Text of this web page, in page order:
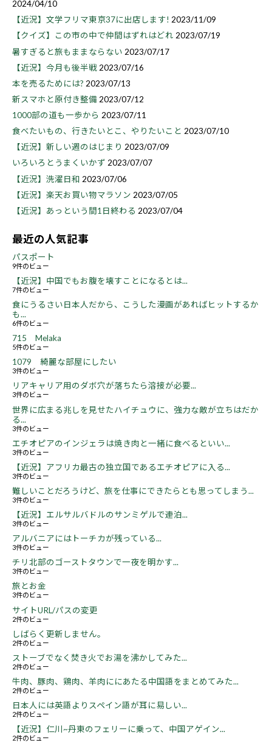
2024/04/10
【近況】文学フリマ東京37に出店します! 2023/11/09
【クイズ】この市の中で仲間はずれはどれ 2023/07/19
暑すぎると旅もままならない 2023/07/17
【近況】今月も後半戦 2023/07/16
本を売るためには? 2023/07/13
新スマホと原付き整備 2023/07/12
1000部の道も一歩から 2023/07/11
食べたいもの、行きたいとこ、やりたいこと 2023/07/10
【近況】新しい週のはじまり 2023/07/09
いろいろとうまくいかず 2023/07/07
【近況】洗濯日和 2023/07/06
【近況】楽天お買い物マラソン 2023/07/05
【近況】あっという間1日終わる 2023/07/04
最近の人気記事
パスポート
9件のビュー
【近況】中国でもお腹を壊すことになるとは...
7件のビュー
食にうるさい日本人だから、こうした漫画があればヒットするか
も...
6件のビュー
715 Melaka
5件のビュー
1079 綺麗な部屋にしたい
3件のビュー
リアキャリア用のダボ穴が落ちたら溶接が必要...
3件のビュー
世界に広まる兆しを見せたハイチュウに、強力な敵が立ちはだか
る...
3件のビュー
エチオピアのインジェラは焼き肉と一緒に食べるといい...
3件のビュー
【近況】アフリカ最古の独立国であるエチオピアに入る...
3件のビュー
難しいことだろうけど、旅を仕事にできたらとも思ってしまう...
3件のビュー
【近況】エルサルバドルのサンミゲルで連泊...
3件のビュー
アルバニアにはトーチカが残っている...
3件のビュー
チリ北部のゴーストタウンで一夜を明かす...
3件のビュー
旅とお金
3件のビュー
サイトURL/パスの変更
2件のビュー
しばらく更新しません。
2件のビュー
ストーブでなく焚き火でお湯を沸かしてみた...
2件のビュー
牛肉、豚肉、鶏肉、羊肉ににあたる中国語をまとめてみた...
2件のビュー
日本人には英語よりスペイン語が耳に易しい...
2件のビュー
【近況】仁川~丹東のフェリーに乗って、中国アゲイン...
2件のビュー